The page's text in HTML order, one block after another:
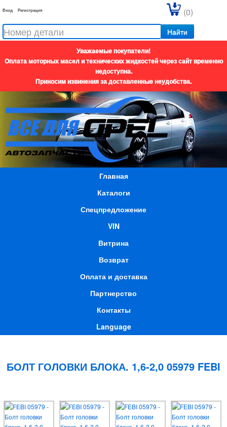
Вход Регистрация
Найти
(0)
Уважаемые покупатели!
Оплата моторных масел и технических жидкостей через сайт временно
недоступна.
Приносим извинения за доставленные неудобства.
Главная
Каталоги
Спецпредложение
VIN
Витрина
Возврат
Оплата и доставка
Партнерство
Контакты
Language
БОЛТ ГОЛОВКИ БЛОКА. 1,6-2,0 05979 FEBI